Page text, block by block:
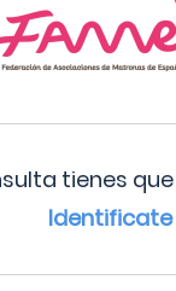
tienes que
Identificate